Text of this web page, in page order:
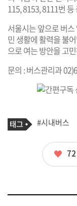
115, 8153, 8111번
서울시는 앞으로 버
민 생활에 활력을 불
으로 여는 방안을 고
문의 : 버스관리과
기
사
태
그
#시내버스
좋
72